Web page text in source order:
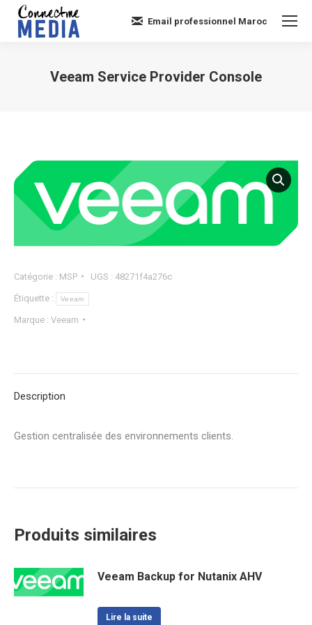
Email professionnel Maroc
Veeam Service Provider Console
Catégorie : MSP UGS : 48271f4a276c
Étiquette : Veeam
Marque : Veeam
Description
Gestion centralisée des environnements clients.
Produits similaires
Veeam Backup for Nutanix AHV
Lire la suite